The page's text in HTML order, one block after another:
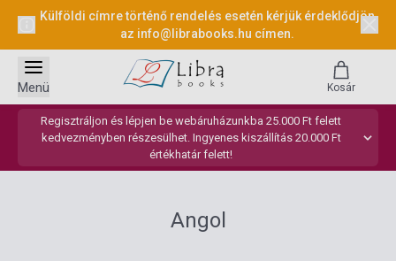
Külföldi címre történő rendelés esetén kérjük érdeklődjön
az info@librabooks.hu címen.
Regisztráljon és lépjen be webáruházunkba 25.000 Ft felett
kedvezményben részesülhet. Ingyenes kiszállítás 20.000 Ft
értékhatár felett!
Menü Kosár
Angol